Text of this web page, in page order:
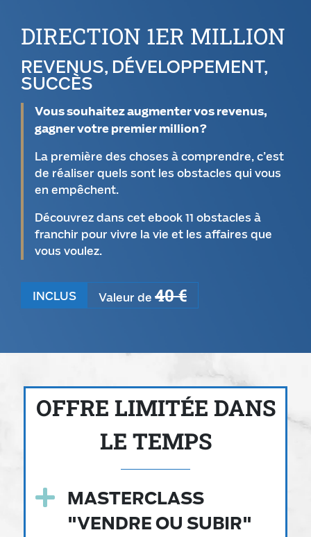
DIRECTION 1ER MILLION
REVENUS, DÉVELOPPEMENT,
SUCCÈS
Vous souhaitez augmenter vos revenus,
gagner votre premier million?
La première des choses à comprendre, c’est
de réaliser quels sont les obstacles qui vous
en empêchent.
Découvrez dans cet ebook 11 obstacles à
franchir pour vivre la vie et les affaires que
vous voulez.
INCLUS Valeur de 40€
OFFRE LIMITÉE DANS
LE TEMPS
MASTERCLASS
"VENDRE OU SUBIR"